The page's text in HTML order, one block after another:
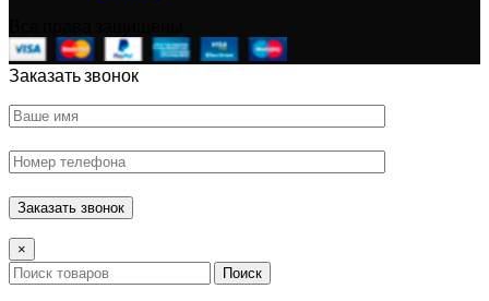
Заказать звонок
×
Поиск